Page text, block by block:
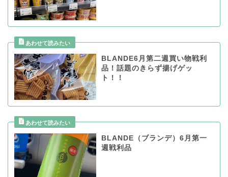
BLANDE6月第二週買い物戦利
品！話題のきらず揚げゲッ
ト！！
BLANDE（ブランデ）6月第一
週戦利品